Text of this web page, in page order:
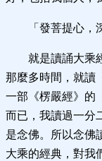
「發菩提心，
就是讀誦大乘
那麼多時間，就讀
一部《楞嚴經》的
而已，我讀過一分
是念佛。所以念佛
大乘的經典，對我